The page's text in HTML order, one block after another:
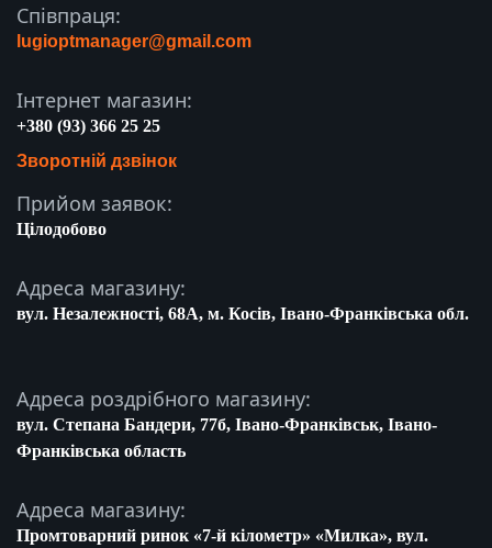
Співпраця:
lugioptmanager@gmail.com
Інтернет магазин:
+380 (93) 366 25 25
Зворотній дзвінок
Прийом заявок:
Цілодобово
Адреса магазину:
вул. Незалежності, 68A, м. Косів, Івано-Франківська обл.
Адреса роздрібного магазину:
вул. Степана Бандери, 77б, Івано-Франківськ, Івано-
Франківська область
Адреса магазину:
Промтоварний ринок «7-й кілометр» «Милка», вул.